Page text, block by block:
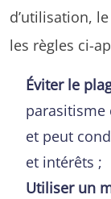
d’utilisation,
les règles ci-
Éviter le
et peut
et intérêts ;
Utiliser un